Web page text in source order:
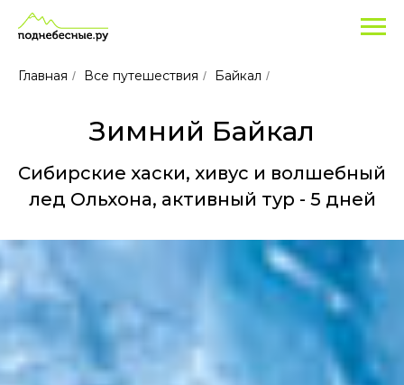
Популярные
туры
отдыха
2026
Главная / Все путешествия / Байкал /
Зимний Байкал
Cибирские хаски, хивус и волшебный
лед Ольхона, активный тур - 5 дней